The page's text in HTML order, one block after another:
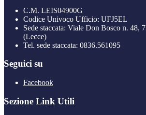
C.M. LEIS04900G
Codice Univoco Ufficio: UFJ5EL
Sede staccata: Viale Don Bosco n. 48,
(Lecce)
Tel. sede staccata: 0836.561095
Seguici su
Facebook
Sezione Link Utili